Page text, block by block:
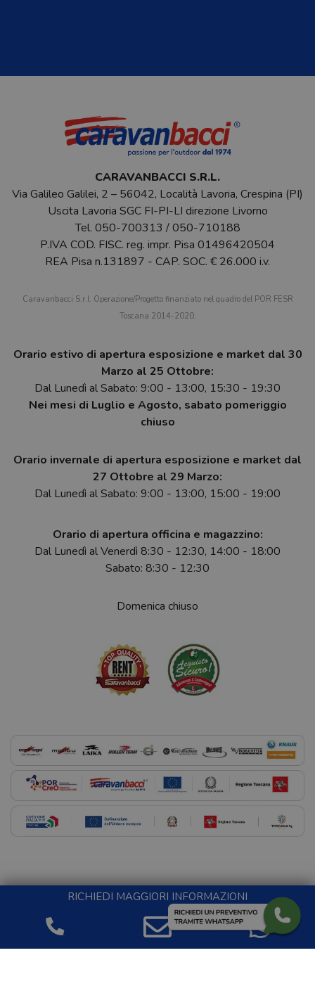
RICHIEDI MAGGIORI INFORMAZIONI
CARAVANBACCI S.R.L.
Via Galileo Galilei, 2 – 56042, Località Lavoria, Crespina (PI)
Uscita Lavoria SGC FI-PI-LI direzione Livorno
Tel. 050-700313 /050-710188
P.IVA COD. FISC. reg. impr. Pisa 01496420504
REA Pisa n.131897 - CAP. SOC. € 26.000 i.v.
Caravanbacci S.r.l. Operazione/Progetto finanziato nel quadro del POR FESR
Toscana 2014-2020.
Orario estivo di apertura esposizione e market dal 30
Marzo al 25 Ottobre:
Dal Lunedì al Sabato: 9:00 - 13:00, 15:30 - 19:30
Nei mesi di Luglio e Agosto, sabato pomeriggio
chiuso
Orario invernale di apertura esposizione e market dal
27 Ottobre al 29 Marzo:
Dal Lunedì al Sabato: 9:00 - 13:00, 15:00 - 19:00
Orario di apertura officina e magazzino:
Dal Lunedì al Venerdì 8:30 - 12:30, 14:00 - 18:00
Sabato: 8:30 - 12:30
Domenica chiuso
Tutte le informazioni e le foto qui riportate si intendono a
titolo meramente indicativo e non costituiscono specifiche